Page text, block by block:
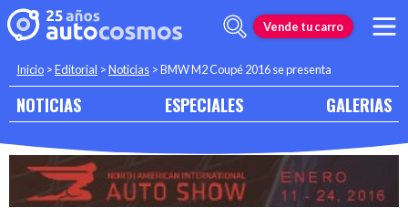
Vende tu carro
Inicio >Editorial >Noticias >BMW M2 Coupé 2016 se presenta
NOTICIAS ESPECIALES GALERIAS